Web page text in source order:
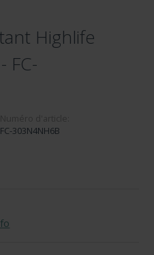
Highlife
FC-
FC-303N4NH6B